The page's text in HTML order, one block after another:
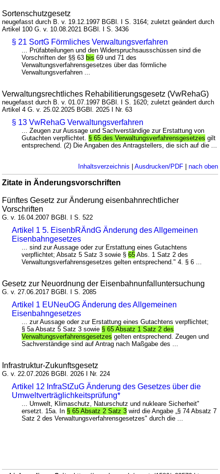
Sortenschutzgesetz
neugefasst durch B. v. 19.12.1997 BGBl. I S. 3164; zuletzt geändert durch
Artikel 100 G. v. 10.08.2021 BGBl. I S. 3436
§ 21 SortG Förmliches Verwaltungsverfahren
... Prüfabteilungen und den Widerspruchsausschüssen sind die
Vorschriften der §§ 63bis 69 und 71 des
Verwaltungsverfahrensgesetzes über das förmliche
Verwaltungsverfahren ...
Verwaltungsrechtliches Rehabilitierungsgesetz (VwRehaG)
neugefasst durch B. v. 01.07.1997 BGBl. I S. 1620; zuletzt geändert durch
Artikel 4 G. v. 25.02.2025 BGBl. 2025 I Nr. 63
§ 13 VwRehaG Verwaltungsverfahren
... Zeugen zur Aussage und Sachverständige zur Erstattung von
Gutachten verpflichtet. § 65 des Verwaltungsverfahrensgesetzes gilt
entsprechend. (2) Die Angaben des Antragstellers, die sich auf die ...
Inhaltsverzeichnis | Ausdrucken/PDF| nach oben
Zitate in Änderungsvorschriften
Fünftes Gesetz zur Änderung eisenbahnrechtlicher
Vorschriften
G. v. 16.04.2007 BGBl. I S. 522
Artikel 1 5. EisenbRÄndG Änderung des Allgemeinen
Eisenbahngesetzes
... sind zur Aussage oder zur Erstattung eines Gutachtens
verpflichtet; Absatz 5 Satz 3 sowie §65 Abs. 1 Satz 2 des
Verwaltungsverfahrensgesetzes gelten entsprechend." 4. § 6 ...
Gesetz zur Neuordnung der Eisenbahnunfalluntersuchung
G. v. 27.06.2017 BGBl. I S. 2085
Artikel 1 EUNeuOG Änderung des Allgemeinen
Eisenbahngesetzes
... zur Aussage oder zur Erstattung eines Gutachtens verpflichtet;
§ 5a Absatz 5 Satz 3 sowie § 65 Absatz 1 Satz 2 des
Verwaltungsverfahrensgesetzes gelten entsprechend. Zeugen und
Sachverständige sind auf Antrag nach Maßgabe des ...
Infrastruktur-Zukunftsgesetz
G. v. 22.07.2026 BGBl. 2026 I Nr. 224
Artikel 12 InfraStZuG Änderung des Gesetzes über die
Umweltverträglichkeitsprüfung*
... Umwelt, Klimaschutz, Naturschutz und nukleare Sicherheit"
ersetzt. 15a. In § 65 Absatz 2 Satz 3 wird die Angabe „§ 74 Absatz 7
Satz 2 des Verwaltungsverfahrensgesetzes" durch die ...